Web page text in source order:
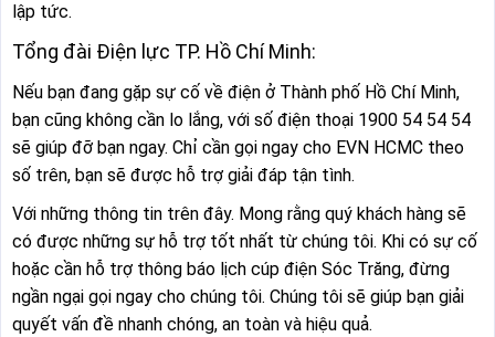
lập tức.
Tổng đài Điện lực TP. Hồ Chí Minh:
Nếu bạn đang gặp sự cố về điện ở Thành phố Hồ Chí Minh,
bạn cũng không cần lo lắng, với số điện thoại 1900 54 54 54
sẽ giúp đỡ bạn ngay. Chỉ cần gọi ngay cho EVN HCMC theo
số trên, bạn sẽ được hỗ trợ giải đáp tận tình.
Với những thông tin trên đây. Mong rằng quý khách hàng sẽ
có được những sự hỗ trợ tốt nhất từ chúng tôi. Khi có sự cố
hoặc cần hỗ trợ thông báo lịch cúp điện Sóc Trăng, đừng
ngần ngại gọi ngay cho chúng tôi. Chúng tôi sẽ giúp bạn giải
quyết vấn đề nhanh chóng, an toàn và hiệu quả.